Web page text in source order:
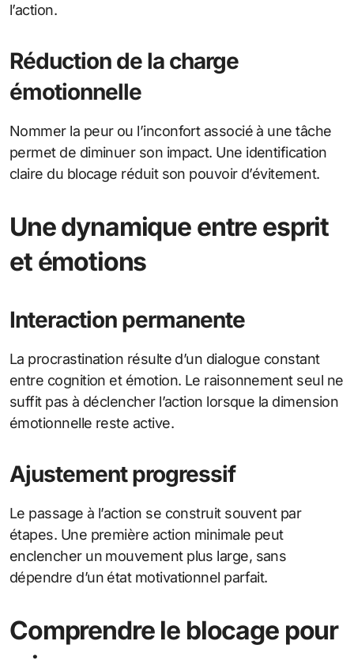
l’action.
Réduction de la charge
émotionnelle
Nommer la peur ou l’inconfort associé à une tâche
permet de diminuer son impact. Une identification
claire du blocage réduit son pouvoir d’évitement.
Une dynamique entre esprit
et émotions
Interaction permanente
La procrastination résulte d’un dialogue constant
entre cognition et émotion. Le raisonnement seul ne
suffit pas à déclencher l’action lorsque la dimension
émotionnelle reste active.
Ajustement progressif
Le passage à l’action se construit souvent par
étapes. Une première action minimale peut
enclencher un mouvement plus large, sans
dépendre d’un état motivationnel parfait.
Comprendre le blocage pour